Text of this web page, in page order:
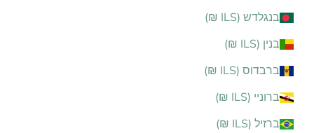
בנגלדש (ILS ₪)
בנין (ILS ₪)
ברבדוס (ILS ₪)
ברוניי (ILS ₪)
ברזיל (ILS ₪)